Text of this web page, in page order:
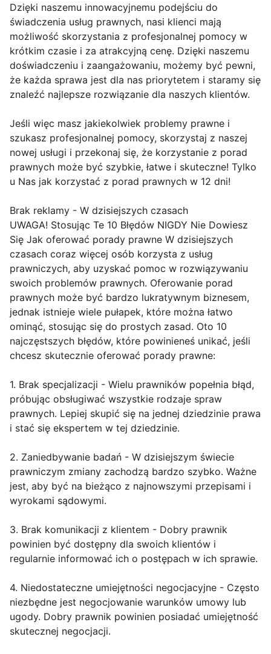
Dzięki naszemu innowacyjnemu podejściu do
świadczenia usług prawnych, nasi klienci mają
możliwość skorzystania z profesjonalnej pomocy w
krótkim czasie i za atrakcyjną cenę. Dzięki naszemu
doświadczeniu i zaangażowaniu, możemy być pewni,
że każda sprawa jest dla nas priorytetem i staramy się
znaleźć najlepsze rozwiązanie dla naszych klientów.
Jeśli więc masz jakiekolwiek problemy prawne i
szukasz profesjonalnej pomocy, skorzystaj z naszej
nowej usługi i przekonaj się, że korzystanie z porad
prawnych może być szybkie, łatwe i skuteczne! Tylko
u Nas jak korzystać z porad prawnych w 12 dni!
Brak reklamy - W dzisiejszych czasach
UWAGA! Stosując Te 10 Błędów NIGDY Nie Dowiesz
Się Jak oferować porady prawne W dzisiejszych
czasach coraz więcej osób korzysta z usług
prawniczych, aby uzyskać pomoc w rozwiązywaniu
swoich problemów prawnych. Oferowanie porad
prawnych może być bardzo lukratywnym biznesem,
jednak istnieje wiele pułapek, które można łatwo
ominąć, stosując się do prostych zasad. Oto 10
najczęstszych błędów, które powinieneś unikać, jeśli
chcesz skutecznie oferować porady prawne:
1. Brak specjalizacji - Wielu prawników popełnia błąd,
próbując obsługiwać wszystkie rodzaje spraw
prawnych. Lepiej skupić się na jednej dziedzinie prawa
i stać się ekspertem w tej dziedzinie.
2. Zaniedbywanie badań - W dzisiejszym świecie
prawniczym zmiany zachodzą bardzo szybko. Ważne
jest, aby być na bieżąco z najnowszymi przepisami i
wyrokami sądowymi.
3. Brak komunikacji z klientem - Dobry prawnik
powinien być dostępny dla swoich klientów i
regularnie informować ich o postępach w ich sprawie.
4. Niedostateczne umiejętności negocjacyjne - Często
niezbędne jest negocjowanie warunków umowy lub
ugody. Dobry prawnik powinien posiadać umiejętność
skutecznej negocjacji.